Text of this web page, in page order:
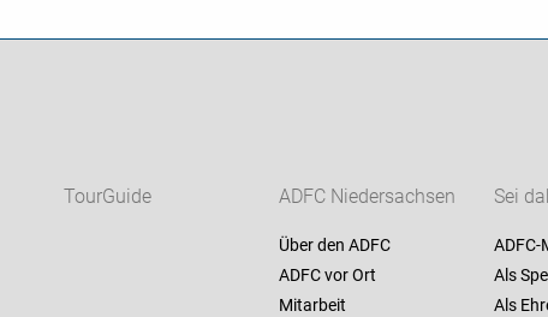
TourGuide ADFC Niedersachsen
Über den ADFC
ADFC vor Ort
Mitarbeit
Sei
Als
Als